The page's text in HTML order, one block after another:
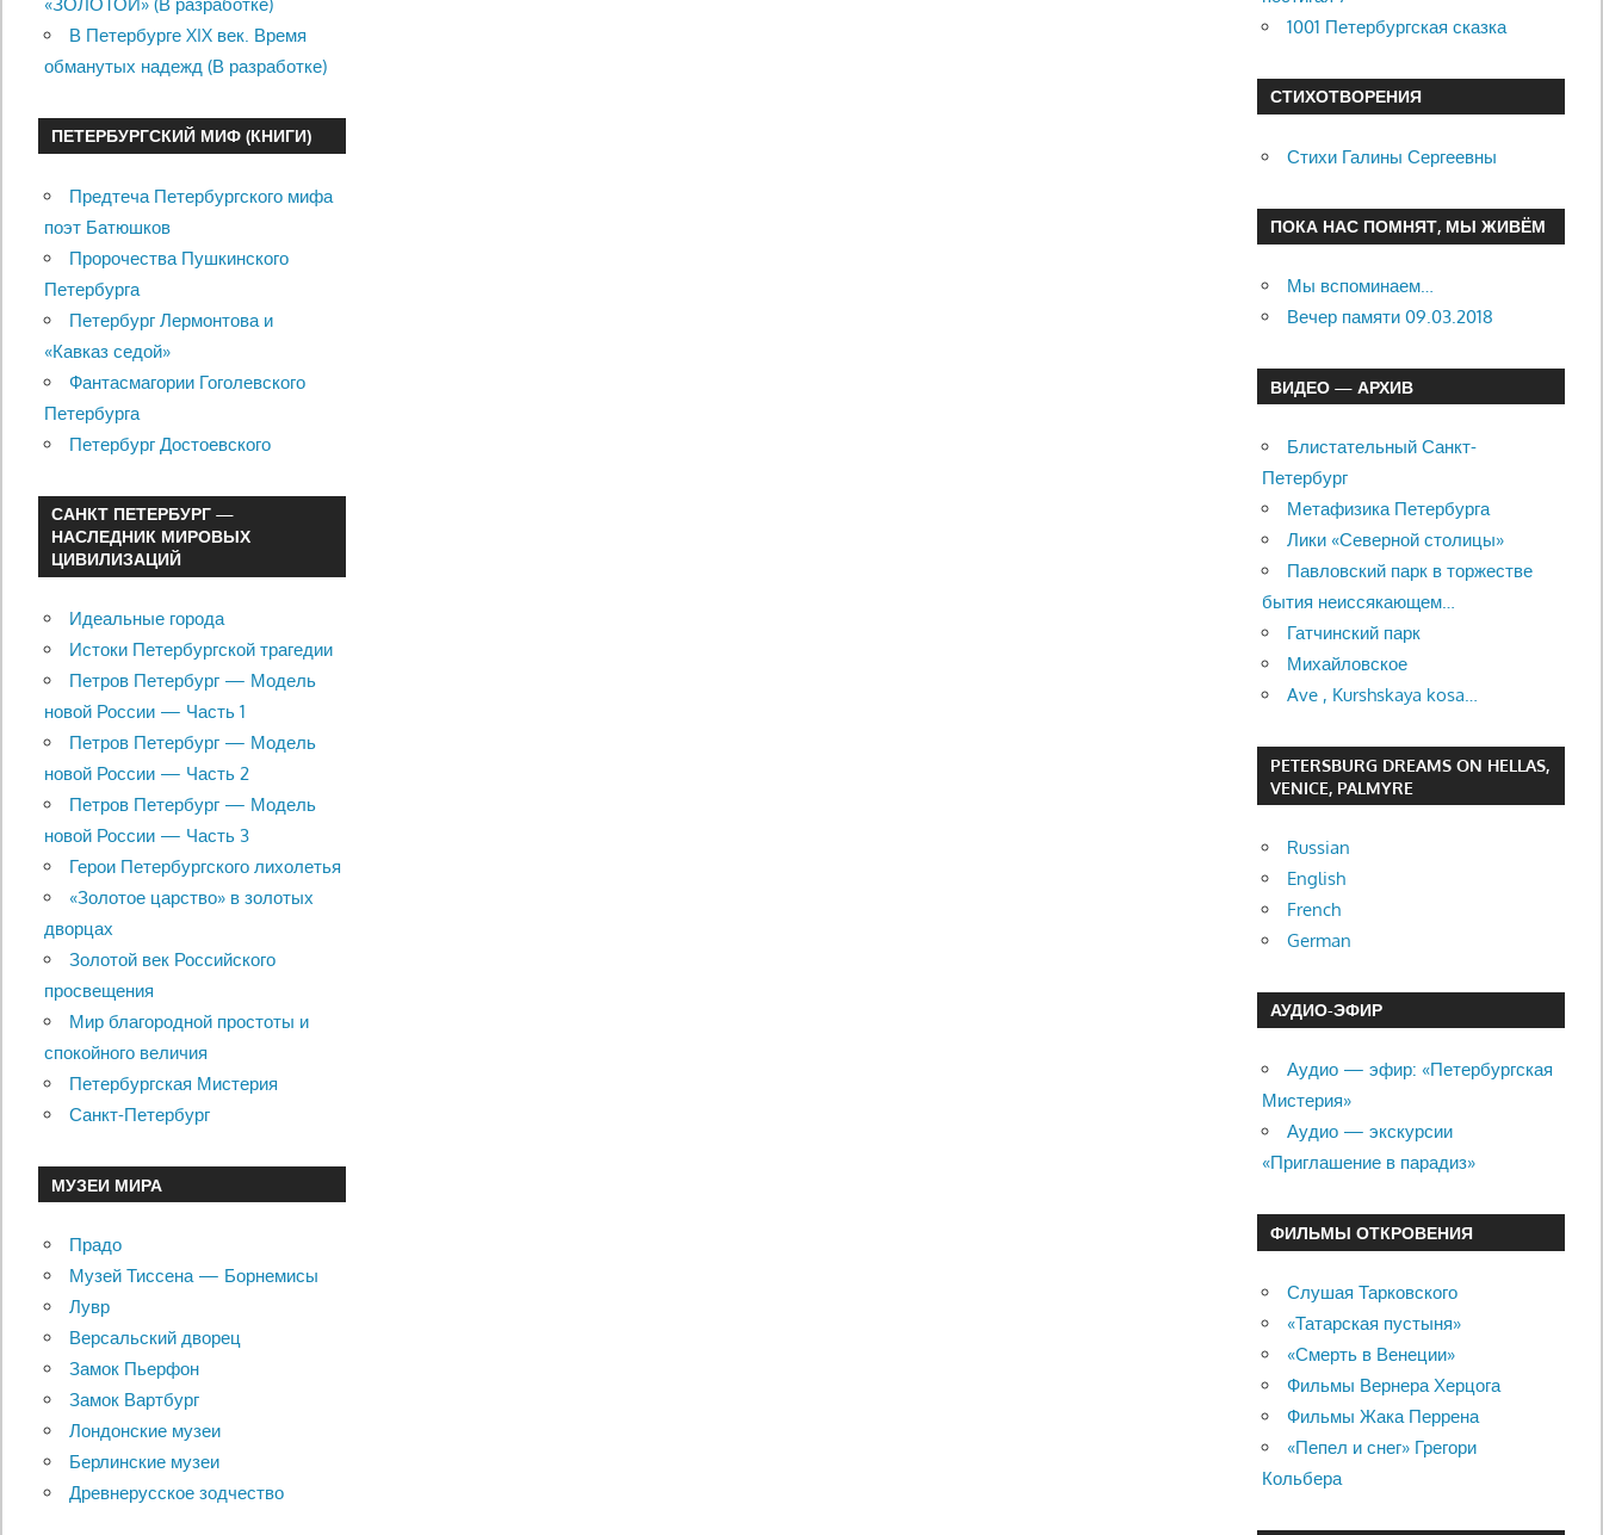
В Петербурге XIX век. Время
обманутых надежд (В разработке)
ПЕТЕРБУРГСКИЙ МИФ (КНИГИ)
Предтеча Петербургского мифа
поэт Батюшков
Пророчества Пушкинского
Петербурга
Петербург Лермонтова и
«Кавказ седой»
Фантасмагории Гоголевского
Петербурга
Петербург Достоевского
САНКТ ПЕТЕРБУРГ —
НАСЛЕДНИК МИРОВЫХ
ЦИВИЛИЗАЦИЙ
Идеальные города
Истоки Петербургской трагедии
Петров Петербург — Модель
новой России — Часть 1
Петров Петербург — Модель
новой России — Часть 2
Петров Петербург — Модель
новой России — Часть 3
Герои Петербургского лихолетья
«Золотое царство» в золотых
дворцах
Золотой век Российского
просвещения
Мир благородной простоты и
спокойного величия
Петербургская Мистерия
Санкт-Петербург
МУЗЕИ МИРА
Прадо
Музей Тиссена — Борнемисы
Лувр
Версальский дворец
Замок Пьерфон
Замок Вартбург
Лондонские музеи
Берлинские музеи
Древнерусское зодчество
1001 Петербургская сказка
СТИХОТВОРЕНИЯ
Стихи Галины Сергеевны
ПОКА НАС ПОМНЯТ, МЫ ЖИВЁМ
Мы вспоминаем…
Вечер памяти 09.03.2018
ВИДЕО — АРХИВ
Блистательный Санкт-
Петербург
Метафизика Петербурга
Лики «Северной столицы»
Павловский парк в торжестве
бытия неиссякающем…
Гатчинский парк
Михайловское
Ave , Kurshskaya kosa…
PETERSBURG DREAMS ON HELLAS,
VENICE, PALMYRE
Russian
English
French
German
АУДИО-ЭФИР
Аудио — эфир: «Петербургская
Мистерия»
Аудио — экскурсии
«Приглашение в парадиз»
ФИЛЬМЫ ОТКРОВЕНИЯ
Слушая Тарковского
«Татарская пустыня»
«Смерть в Венеции»
Фильмы Вернера Херцога
Фильмы Жака Перрена
«Пепел и снег» Грегори
Кольбера